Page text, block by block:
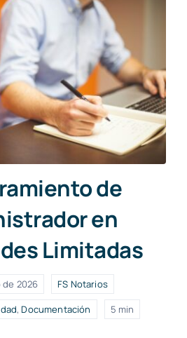
de
en
Limitadas
2026
FS Notarios
,Documentación 5 min